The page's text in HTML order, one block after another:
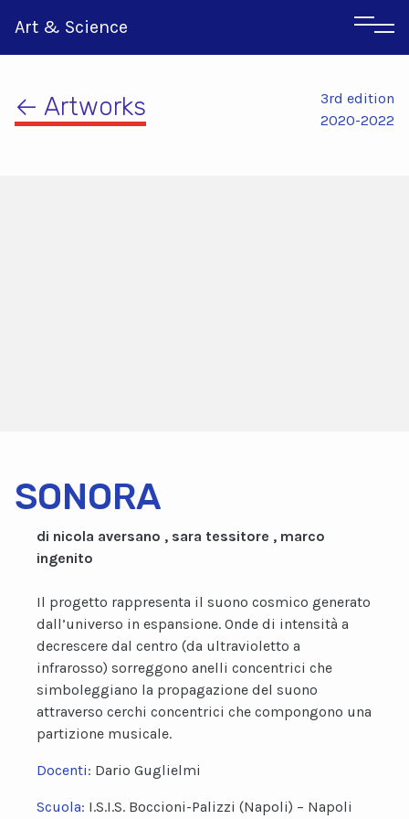
Art & Science
← Artworks
3rd edition
2020-2022
SONORA
di nicola aversano , sara tessitore , marco
ingenito
Il progetto rappresenta il suono cosmico generato
dall’universo in espansione. Onde di intensità a
decrescere dal centro (da ultravioletto a
infrarosso) sorreggono anelli concentrici che
simboleggiano la propagazione del suono
attraverso cerchi concentrici che compongono una
partizione musicale.
Docenti: Dario Guglielmi
Scuola: I.S.I.S. Boccioni-Palizzi (Napoli) – Napoli